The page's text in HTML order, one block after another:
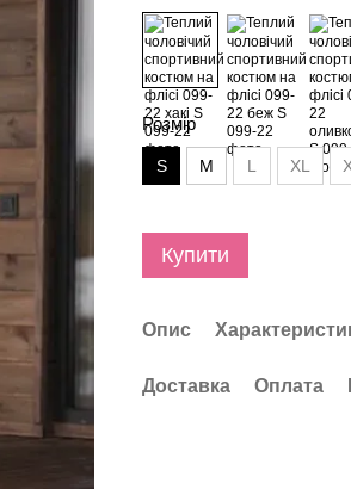
Розмір
S M L XL
Купити
Опис
Доставка Оплата